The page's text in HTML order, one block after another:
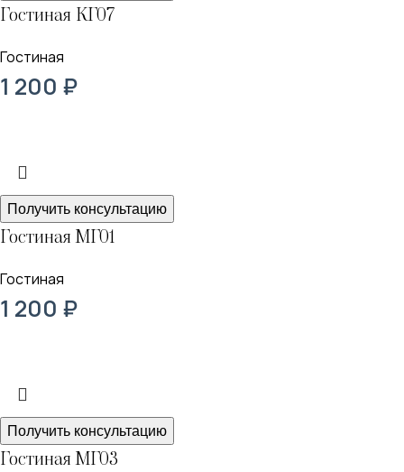
Гостиная КГ07
Гостиная
1 200 ₽
Получить консультацию
Гостиная МГ01
Гостиная
1 200 ₽
Получить консультацию
Гостиная МГ03